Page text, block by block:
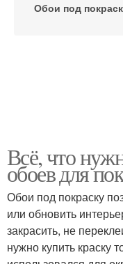
Обои под
Всё, что
обоев для
Обои под покраску
или обновить
закрасить, не
нужно купить краску